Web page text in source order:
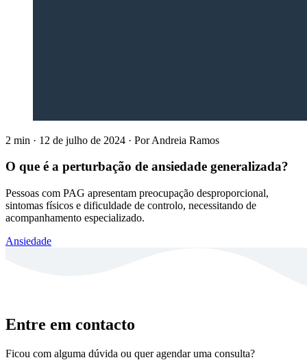
2 min · 12 de julho de 2024 · PorAndreia Ramos
O que é a perturbação de ansiedade generalizada?
Pessoas com PAG apresentam preocupação desproporcional,
sintomas físicos e dificuldade de controlo, necessitando de
acompanhamento especializado.
Ansiedade
Entre em contacto
Ficou com alguma dúvida ou quer agendar uma consulta?